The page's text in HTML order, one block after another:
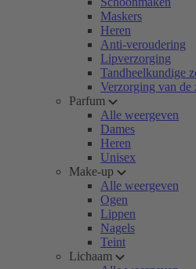
Maskers
Heren
Anti-veroudering
Lipverzorging
Tandheelkundige
Verzorging van de
Parfum
Alle weergeven
Dames
Heren
Unisex
Make-up
Alle weergeven
Ogen
Lippen
Nagels
Teint
Lichaam